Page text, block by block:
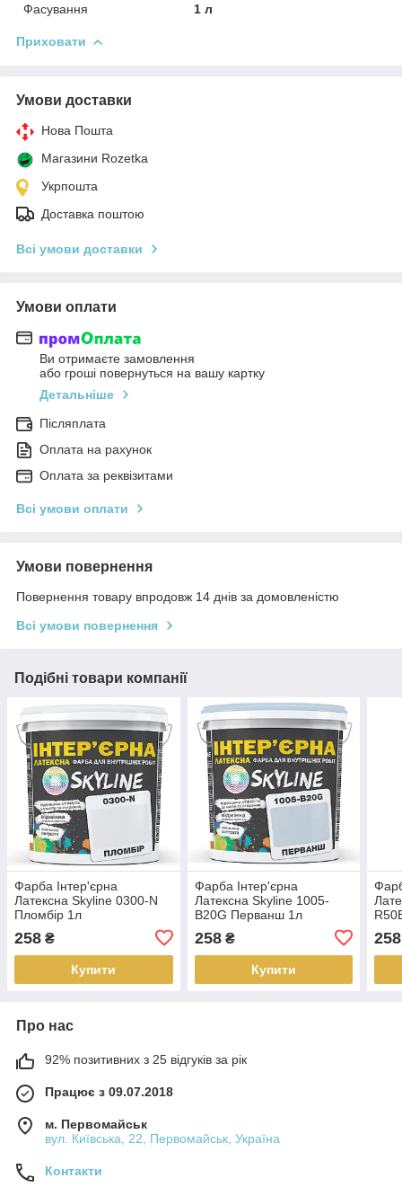
Фасування
1 л
Приховати
Умови доставки
Нова Пошта
Магазини Rozetka
Укрпошта
Доставка поштою
Всі умови доставки
Умови оплати
Ви отримаєте замовлення
або гроші повернуться на вашу картку
Детальніше
Післяплата
Оплата на рахунок
Оплата за реквізитами
Всі умови оплати
Умови повернення
Повернення товару впродовж 14 днів за домовленістю
Всі умови повернення
Подібні товари компанії
Фарба Інтер'єрна
Латексна Skyline 0300-N
Пломбір 1л
258 ₴
Купити
Фарба Інтер'єрна
Латексна Skyline 1005-
B20G Перванш 1л
258₴
Купити
258
Про нас
92% позитивних з 25 відгуків за рік
Працює з 09.07.2018
м. Первомайськ
вул. Київська, 22, Первомайськ, Україна
Контакти